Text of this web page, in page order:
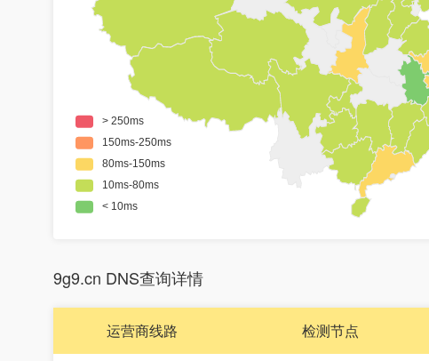
9g9.cn DNS查询详情
运营商线路 检测节点